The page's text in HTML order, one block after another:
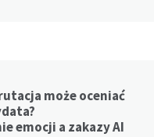
może oceniać
emocji a zakazy AI